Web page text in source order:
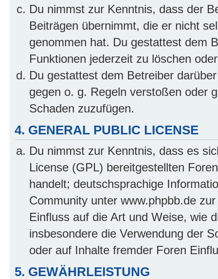
Du nimmst zur Kenntnis, dass der
Beiträgen übernimmt, die er nicht
genommen hat. Du gestattest dem
Funktionen jederzeit zu löschen
Du gestattest dem Betreiber
gegen o. g. Regeln verstoßen oder
Schaden zuzufügen.
4. GENERAL PUBLIC LICENSE
Du nimmst zur Kenntnis, dass es
License (GPL) bereitgestellten
handelt; deutschsprachige
Community unter www.phpbb.de
Einfluss auf die Art und Weise, wie
insbesondere die Verwendung der
oder auf Inhalte fremder Foren
5. GEWÄHRLEISTUNG